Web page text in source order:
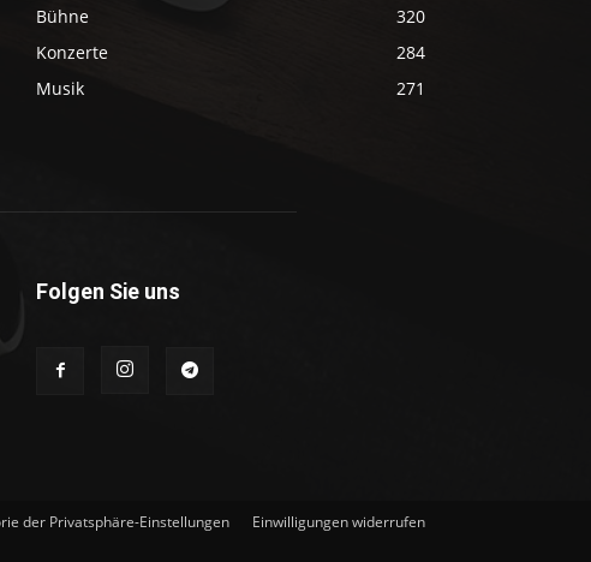
Bühne
320
Konzerte
284
Musik
271
Folgen Sie uns
der Privatsphäre-Einstellungen Einwilligungen widerrufen